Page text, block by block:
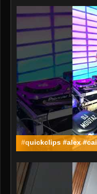
#quickclips #alex